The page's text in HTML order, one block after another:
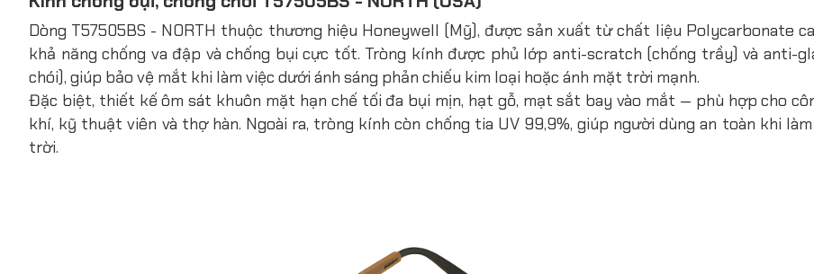
Dòng T57505BS - NORTH thuộc thương hiệu Honeywell (Mỹ), được sản xuất từ chất liệu Polycarbonate
khả năng chống va đập và chống bụi cực tốt. Tròng kính được phủ lớp anti-scratch (chống trầy) và anti-
chói), giúp bảo vệ mắt khi làm việc dưới ánh sáng phản chiếu kim loại hoặc ánh mặt trời mạnh.
Đặc biệt, thiết kế ôm sát khuôn mặt hạn chế tối đa bụi mịn, hạt gỗ, mạt sắt bay vào mắt — phù hợp cho
khí, kỹ thuật viên và thợ hàn. Ngoài ra, tròng kính còn chống tia UV 99,9%, giúp người dùng an toàn khi
trời.